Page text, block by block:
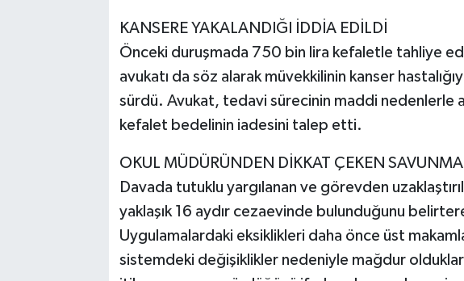
KANSERE YAKALANDIĞI İDDİA EDİLDİ
Önceki duruşmada 750 bin lira kefaletle tahliye
avukatı da söz alarak müvekkilinin kanser
sürdü. Avukat, tedavi sürecinin maddi nedenlerle
kefalet bedelinin iadesini talep etti.
OKUL MÜDÜRÜNDEN DİKKAT ÇEKEN SAVUNMA
Davada tutuklu yargılanan ve görevden
yaklaşık 16 aydır cezaevinde bulunduğunu
Uygulamalardaki eksiklikleri daha önce üst
sistemdeki değişiklikler nedeniyle mağdur